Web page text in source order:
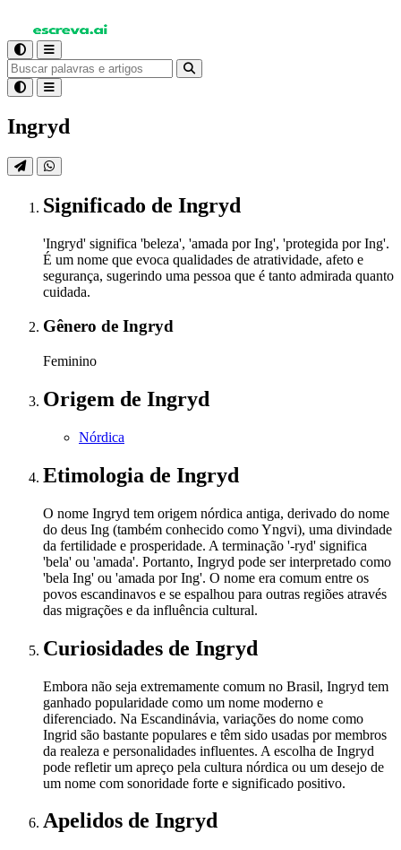
Ingryd
Significado de Ingryd
'Ingryd' significa 'beleza', 'amada por Ing', 'protegida por Ing'.
É um nome que evoca qualidades de atratividade, afeto e
segurança, sugerindo uma pessoa que é tanto admirada quanto
cuidada.
Gênero de Ingryd
Feminino
Origem de Ingryd
Nórdica
Etimologia de Ingryd
O nome Ingryd tem origem nórdica antiga, derivado do nome
do deus Ing (também conhecido como Yngvi), uma divindade
da fertilidade e prosperidade. A terminação '-ryd' significa
'bela' ou 'amada'. Portanto, Ingryd pode ser interpretado como
'bela Ing' ou 'amada por Ing'. O nome era comum entre os
povos escandinavos e se espalhou para outras regiões através
das migrações e da influência cultural.
Curiosidades de Ingryd
Embora não seja extremamente comum no Brasil, Ingryd tem
ganhado popularidade como um nome moderno e
diferenciado. Na Escandinávia, variações do nome como
Ingrid são bastante populares e têm sido usadas por membros
da realeza e personalidades influentes. A escolha de Ingryd
pode refletir um apreço pela cultura nórdica ou um desejo de
um nome com sonoridade forte e significado positivo.
Apelidos de Ingryd